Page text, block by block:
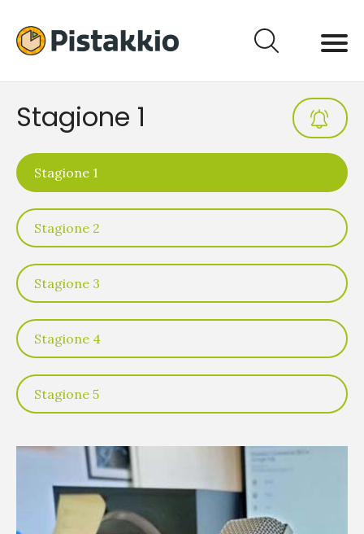
Stagione 1
Stagione 1
Stagione 2
Stagione 3
Stagione 4
Stagione 5